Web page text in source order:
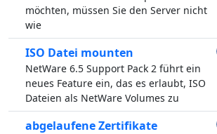
möchten, müssen Sie den Server nicht
wie
ISO Datei mounten
NetWare 6.5 Support Pack 2 führt ein
neues Feature ein, das es erlaubt, ISO
Dateien als NetWare Volumes zu
abgelaufene Zertifikate